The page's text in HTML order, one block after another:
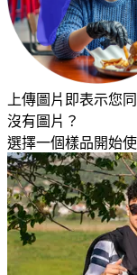
上傳圖片即表示您
沒有圖片？
選擇一個樣品開始使